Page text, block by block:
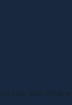
årets första